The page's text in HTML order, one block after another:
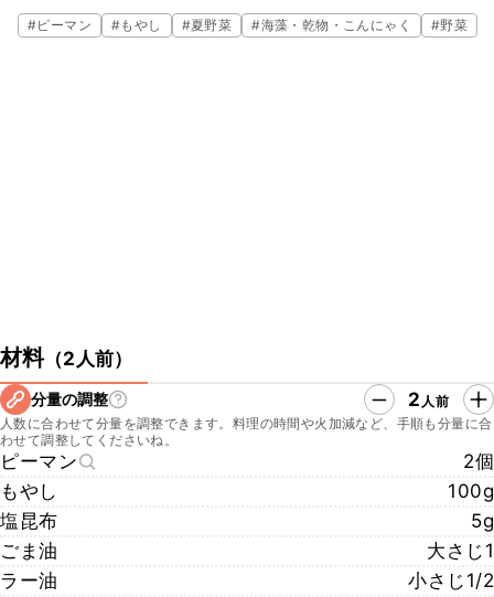
でとってもお手軽です。ぜひお試しください。
#ピーマン #もやし #夏野菜 #海藻・乾物・こんにゃく #野菜
材料（2人前）
分量の調整 2 人前
人数に合わせて分量を調整できます。料理の時間や火加減など、手順も分量に合
わせて調整してくださいね。
ピーマン
2個
もやし
100g
塩昆布
5g
ごま油
大さじ1
ラー油
小さじ1/2